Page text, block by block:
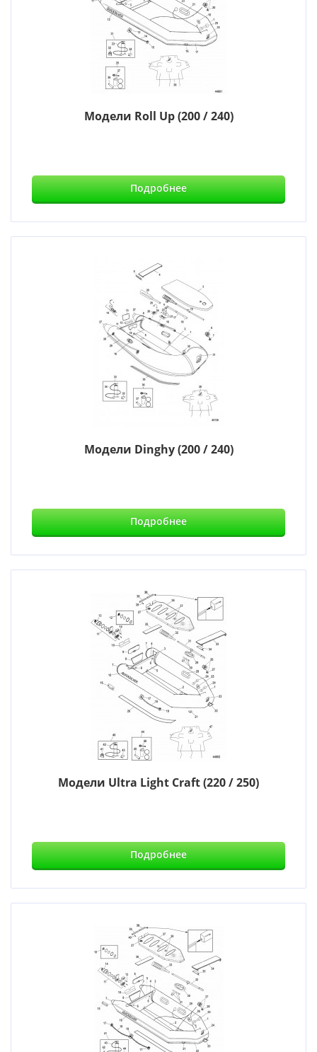
Модели Roll Up (200 / 240)
Подробнее
Модели Dinghy (200 / 240)
Подробнее
Модели Ultra Light Craft (220 / 250)
Подробнее